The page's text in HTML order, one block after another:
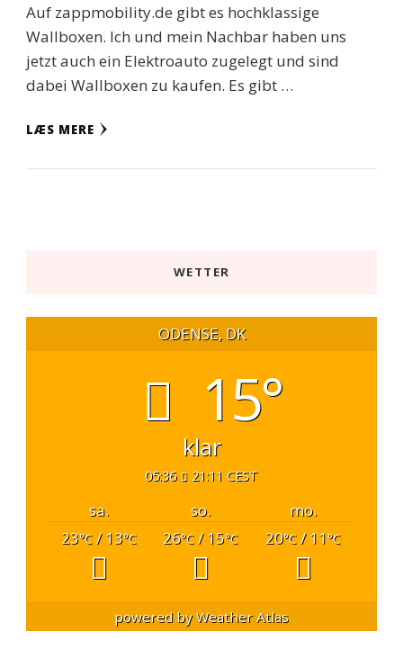
Auf zappmobility.de gibt es hochklassige
Wallboxen. Ich und mein Nachbar haben uns
jetzt auch ein Elektroauto zugelegt und sind
dabei Wallboxen zu kaufen. Es gibt …
LÆS MERE
WETTER
ODENSE, DK
15°
klar
05:36 21:11 CEST
sa. so.
mo.
23°C / 13°C 26°C / 15°C 20°C/ 11°C
powered byWeather Atlas